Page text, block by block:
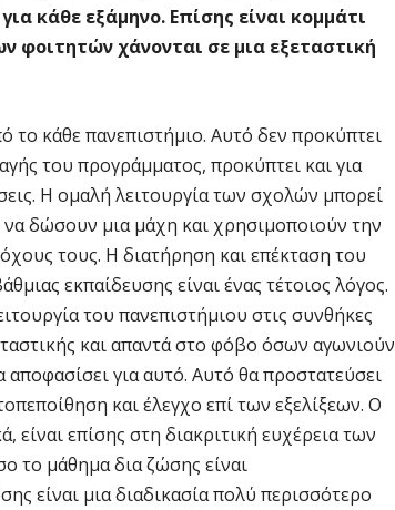
κάθε εξάμηνο. Επίσης είναι κομμάτι
φοιτητών χάνονται σε μια εξεταστική
το κάθε πανεπιστήμιο. Αυτό δεν προκύπτει
του προγράμματος, προκύπτει και για
Η ομαλή λειτουργία των σχολών μπορεί
να δώσουν μια μάχη και χρησιμοποιούν την
τους. Η διατήρηση και επέκταση του
εκπαίδευσης είναι ένας τέτοιος λόγος.
του πανεπιστήμιου στις συνθήκες
και απαντά στο φόβο όσων αγωνιούν
για αυτό. Αυτό θα προστατεύσει
και έλεγχο επί των εξελίξεων. Ο
είναι επίσης στη διακριτική ευχέρεια των
το μάθημα δια ζώσης είναι
είναι μια διαδικασία πολύ περισσότερο